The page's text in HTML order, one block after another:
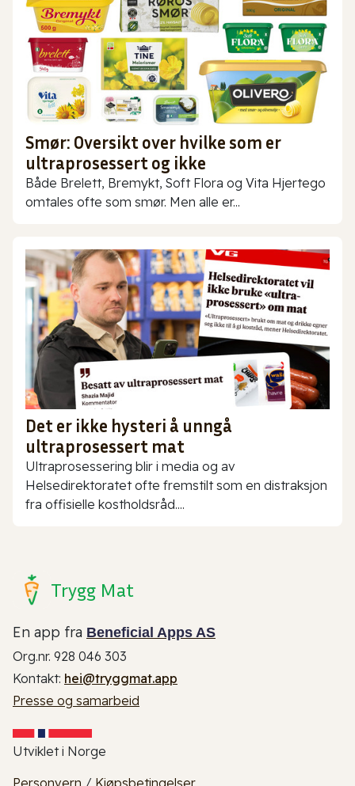
Smør: Oversikt over hvilke som er
ultraprosessert og ikke
Både Brelett, Bremykt, Soft Flora og Vita Hjertego
omtales ofte som smør. Men alle er...
Det er ikke hysteri å unngå
ultraprosessert mat
Ultraprosessering blir i media og av
Helsedirektoratet ofte fremstilt som en distraksjon
fra offisielle kostholdsråd....
Trygg Mat
En app fra Beneficial Apps AS
Org.nr. 928 046 303
Kontakt: hei@tryggmat.app
Presse og samarbeid
Utviklet i Norge
Personvern / Kjøpsbetingelser